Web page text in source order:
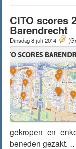
CITO scores
Barendrecht
Dinsdag 8 juli 2014
gekropen en
beneden gezakt. …